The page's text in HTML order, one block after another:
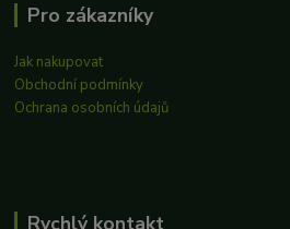
Pro zákazníky
Jak nakupovat
Obchodní podmínky
Ochrana osobních údajů
Rychlý kontakt